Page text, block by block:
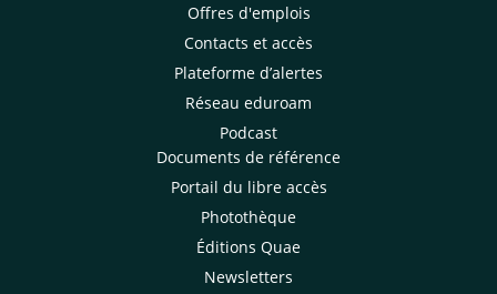
Offres d'emplois
Contacts et accès
Plateforme d’alertes
Réseau eduroam
Podcast
Documents de référence
Portail du libre accès
Photothèque
Éditions Quae
Newsletters